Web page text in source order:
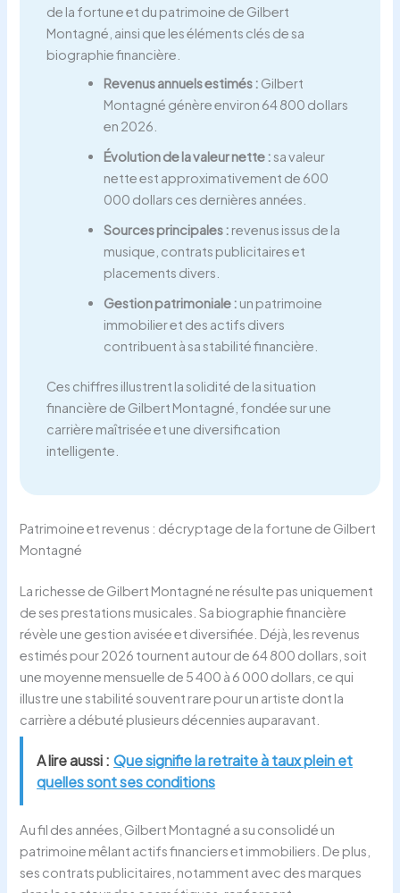
de la fortune et du patrimoine de Gilbert
Montagné, ainsi que les éléments clés de sa
biographie financière.
Revenus annuels estimés : Gilbert
Montagné génère environ 64 800 dollars
en 2026.
Évolution de la valeur nette :sa valeur
nette est approximativement de 600
000 dollars ces dernières années.
Sources principales : revenus issus de la
musique, contrats publicitaires et
placements divers.
Gestion patrimoniale : un patrimoine
immobilier et des actifs divers
contribuent à sa stabilité financière.
Ces chiffres illustrent la solidité de la situation
financière de Gilbert Montagné, fondée sur une
carrière maîtrisée et une diversification
intelligente.
Patrimoine et revenus : décryptage de la fortune de Gilbert
Montagné
La richesse de Gilbert Montagné ne résulte pas uniquement
de ses prestations musicales. Sa biographie financière
révèle une gestion avisée et diversifiée. Déjà, les revenus
estimés pour 2026 tournent autour de 64 800 dollars, soit
une moyenne mensuelle de 5 400 à 6 000 dollars, ce qui
illustre une stabilité souvent rare pour un artiste dont la
carrière a débuté plusieurs décennies auparavant.
A lire aussi : Que signifie la retraite à taux plein et
quelles sont ses conditions
Au fil des années, Gilbert Montagné a su consolidé un
patrimoine mêlant actifs financiers et immobiliers. De plus,
ses contrats publicitaires, notamment avec des marques